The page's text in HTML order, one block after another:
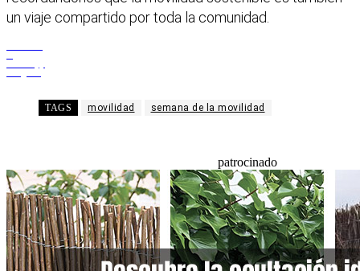
un viaje compartido por toda la comunidad.
TAGS movilidad semana de la movilidad
patrocinado